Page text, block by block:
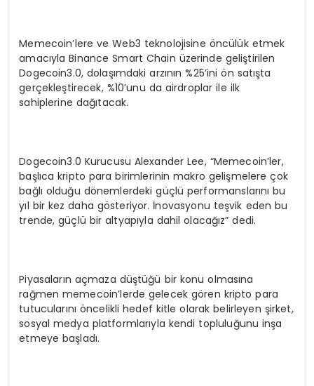
Memecoin’lere ve Web3 teknolojisine öncülük etmek
amacıyla Binance Smart Chain üzerinde geliştirilen
Dogecoin3.0, dolaşımdaki arzının %25’ini ön satışta
gerçekleştirecek, %10’unu da airdroplar ile ilk
sahiplerine dağıtacak.
Dogecoin3.0 Kurucusu Alexander Lee, “Memecoin’ler,
başlıca kripto para birimlerinin makro gelişmelere çok
bağlı olduğu dönemlerdeki güçlü performanslarını bu
yıl bir kez daha gösteriyor. İnovasyonu teşvik eden bu
trende, güçlü bir altyapıyla dahil olacağız” dedi.
Piyasaların açmaza düştüğü bir konu olmasına
rağmen memecoin’lerde gelecek gören kripto para
tutucularını öncelikli hedef kitle olarak belirleyen şirket,
sosyal medya platformlarıyla kendi topluluğunu inşa
etmeye başladı.